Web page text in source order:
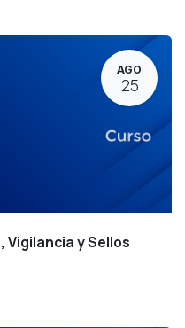
AGO
25
Vigilancia y Sellos